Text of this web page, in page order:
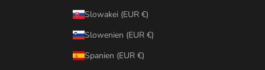
Slowakei (EUR €)
Slowenien (EUR €)
Spanien (EUR €)